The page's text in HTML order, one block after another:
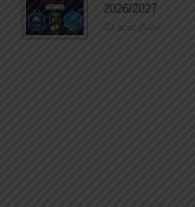
2026/2027
03 août 2026